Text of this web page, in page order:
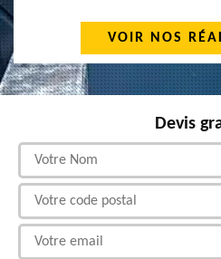
VOIR NOS
Devis